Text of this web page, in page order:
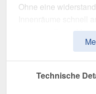
Ohne eine
verlieren. Diese
Einsatz in
widerstandsfähiges
Technische